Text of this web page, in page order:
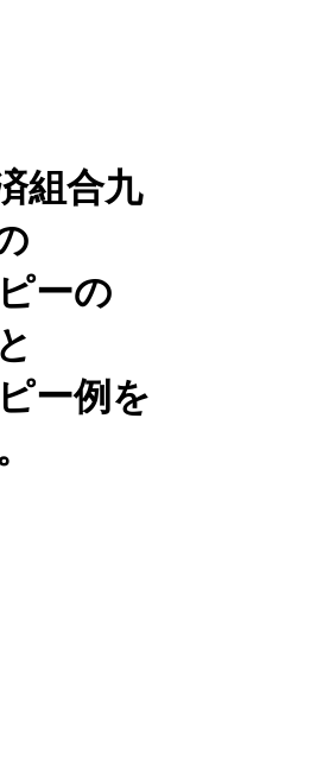
組合九
ーの
と
ー例を